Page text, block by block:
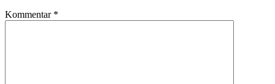
Kommentar *